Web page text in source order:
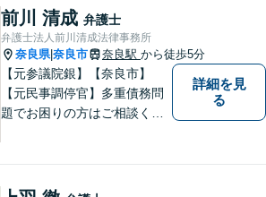
前川 清成 弁護士
弁護士法人前川清成法律事務所
奈良県|奈良市 奈良駅 から徒歩5分
【元参議院銀】【奈良市】
【元民事調停官】多重債務問
題でお困りの方はご相談くだ
たら、一度ご相談ください。
詳細を見
る